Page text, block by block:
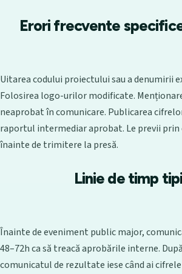
Erori frecvente
Uitarea codului proiectului sau a denumirii
Folosirea logo-urilor modificate.
neaprobat în comunicare. Publicarea
raportul intermediar aprobat. Le previi
înainte de trimitere la presă.
Linie de timp
Înainte de eveniment public major,
48–72h ca să treacă aprobările interne.
comunicatul de rezultate iese când ai